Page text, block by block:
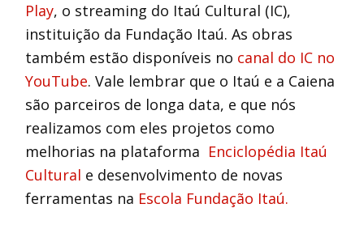
Play, o streaming do Itaú Cultural (IC),
instituição da Fundação Itaú. As obras
também estão disponíveis no canal do IC no
YouTube. Vale lembrar que o Itaú e a Caiena
são parceiros de longa data, e que nós
realizamos com eles projetos como
melhorias na plataforma Enciclopédia Itaú
Cultural e desenvolvimento de novas
ferramentas na Escola Fundação Itaú.